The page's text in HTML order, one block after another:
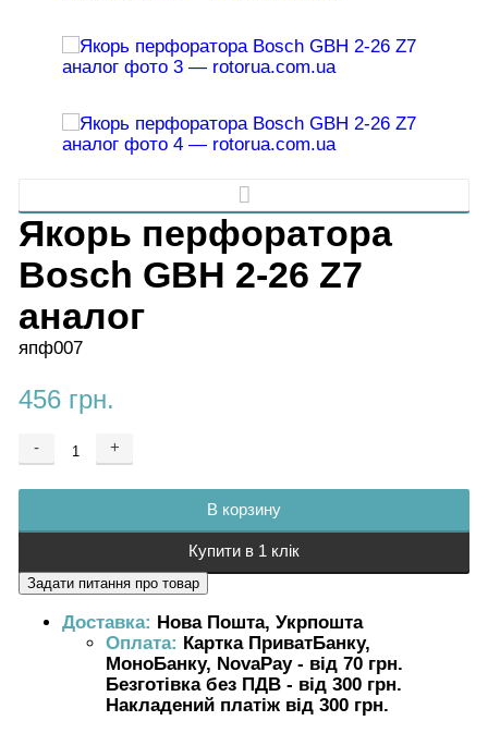
Якорь перфоратора
Bosch GBH 2-26 Z7
аналог
япф007
456 грн.
- +
В корзину
Купити в 1 клік
Доставка: Нова Пошта, Укрпошта
Оплата: Картка ПриватБанку,
МоноБанку, NovaPay - від 70 грн.
Безготівка без ПДВ - від 300 грн.
Накладений платіж від 300 грн.